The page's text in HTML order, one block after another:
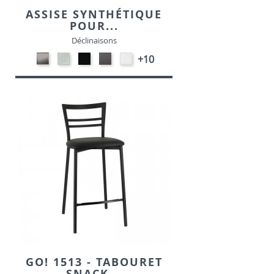
ASSISE SYNTHÉTIQUE
POUR...
Déclinaisons
CARBON
LOOK-
SIMILI
ALU-
SIMILI
NOIR-
SIMILI
GRIS-
SIMILI
EKOS
BLANC-
SIMILI
+10
GO! 1513 - TABOURET